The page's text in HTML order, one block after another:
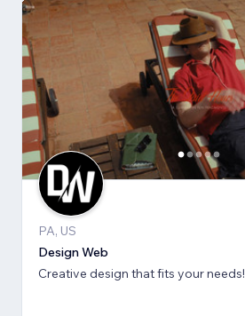
PA, US
Design Web
Creative design that fits your needs!